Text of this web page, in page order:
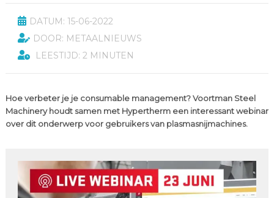
DATUM: 15-06-2022
DOOR: METAALNIEUWS
LEESTIJD: 2 MINUTEN
Hoe verbeter je je consumable management? Voortman Steel
Machinery houdt samen met Hypertherm een interessant webinar
over dit onderwerp voor gebruikers van plasmasnijmachines.